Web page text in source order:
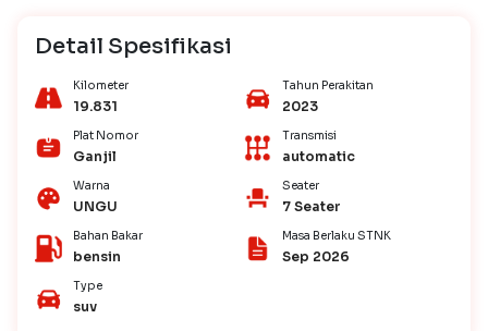
Detail Spesifikasi
Kilometer
19.831
Tahun Perakitan
2023
Plat Nomor
Ganjil
Transmisi
automatic
Warna
UNGU
Seater
7 Seater
Bahan Bakar
bensin
Masa Berlaku STNK
Sep 2026
Type
suv